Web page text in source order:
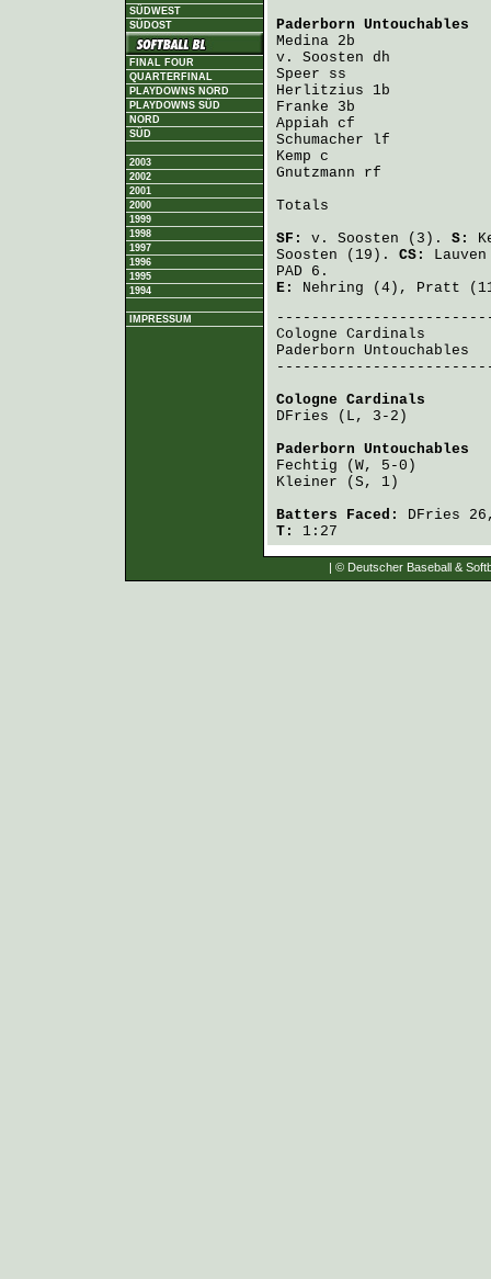
SÜDWEST
SÜDOST
FINAL FOUR
QUARTERFINAL
PLAYDOWNS NORD
PLAYDOWNS SÜD
NORD
SÜD
2003
2002
2001
2000
1999
1998
1997
1996
1995
1994
IMPRESSUM
Paderborn Untouchables
Medina
v. Soosten
Speer
Herlitzius
Franke
Appiah
Schumacher
Kemp
Gnutzmann rf
Totals
SF: v. Soosten (3). S:
Soosten (19). CS: Lauven
PAD 6.
E: Nehring (4), Pratt
Cologne Cardinals
Paderborn Untouchables
Cologne Cardinals
DFries (L, 3-2)
Paderborn Untouchables
Fechtig
Kleiner (S, 1)
Batters Faced: DFries
T:
1:27
| © Deutscher Baseball &